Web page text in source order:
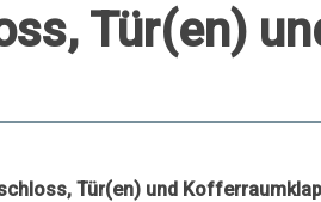
Tür(en)
Tür(en) und